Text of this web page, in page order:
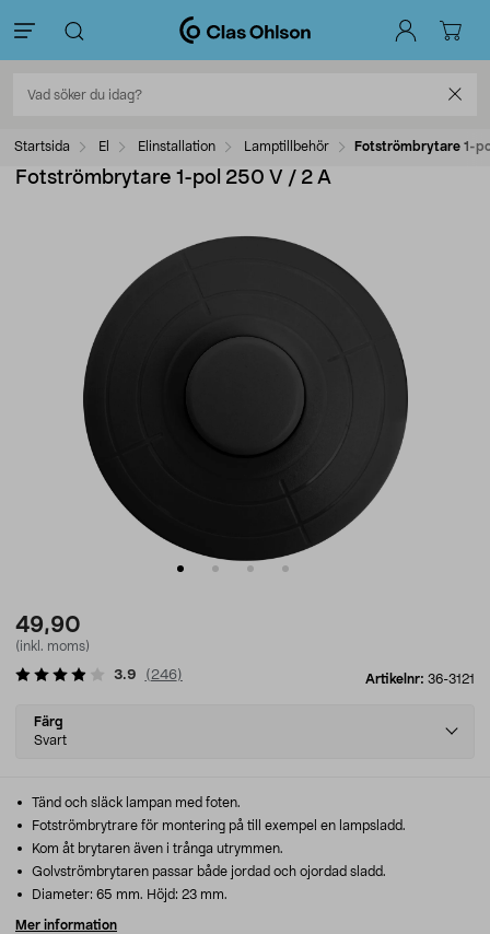
Startsida El Elinstallation Lamptillbehör Fotströmbrytare 1-
Fotströmbrytare 1-pol 250 V / 2 A
49,90
(inkl. moms)
Artikelnr: 36-3121
3.9 ( 246)
Select
variant
Färg
Svart
Tänd och släck lampan med foten.
Fotströmbrytrare för montering på till exempel en lampsladd.
Kom åt brytaren även i trånga utrymmen.
Golvströmbrytaren passar både jordad och ojordad sladd.
Diameter: 65 mm. Höjd: 23 mm.
Mer information